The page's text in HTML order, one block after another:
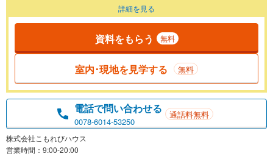
詳細を見る
資料をもらう 無料
室内･現地を見学する 無料
電話で問い合わせる
0078-6014-53250
通話料無料
株式会社こもれびハウス
営業時間：9:00-20:00